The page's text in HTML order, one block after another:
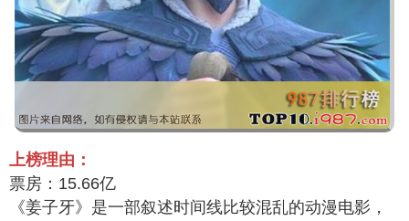
上榜理由：
票房：15.66亿
《姜子牙》是一部叙述时间线比较混乱的动漫电影，